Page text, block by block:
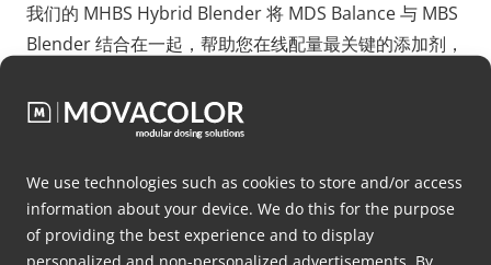
We use technologies such as cookies to store and/or access
information about your device. We do this for the purpose
of providing the best experience and to display
personalized and non-personalized advertisements. By
我们的 MHBS Hybrid Blender 将 MDS Balance 与 MBS
Blender 结合在一起，帮助您在线配量最关键的添加剂，
本。
高预混合材料批次的均匀分布，对生产设备的混合精度产
生长期影响。